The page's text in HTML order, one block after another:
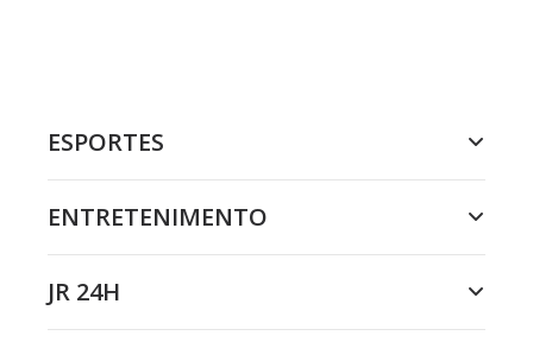
ESPORTES
ENTRETENIMENTO
JR 24H